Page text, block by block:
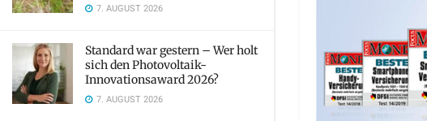
7. AUGUST 2026
Standard war gestern – Wer holt
sich den Photovoltaik-
Innovationsaward 2026?
7. AUGUST 2026